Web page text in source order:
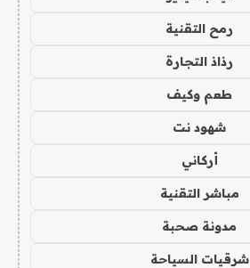
رمح التقنية
رذاذ التجارة
طعم وكيف
شهود نت
أركاني
مباشر التقنية
مدونة صحبة
شرقيات السياحة